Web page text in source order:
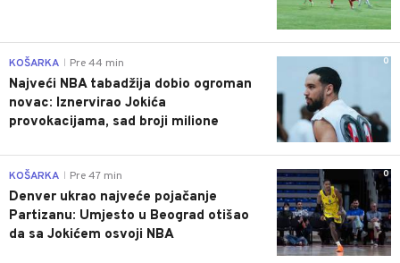
0
KOŠARKA Pre 44 min
Najveći NBA tabadžija dobio ogroman
novac: Iznervirao Jokića
provokacijama, sad broji milione
0
KOŠARKA Pre 47 min
Denver ukrao najveće pojačanje
Partizanu: Umjesto u Beograd otišao
da sa Jokićem osvoji NBA